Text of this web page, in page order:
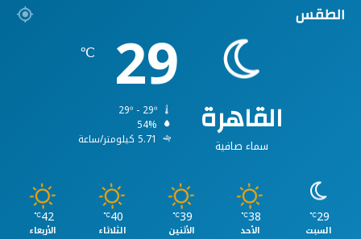
الطقس
القاهرة
سماء صافية
29
℃
54%
5.71 كيلومتر/ساعة
29
℃
السبت
38
℃
الأحد
39
℃
الأثنين
40
℃
الثلاثاء
42
℃
الأربعاء